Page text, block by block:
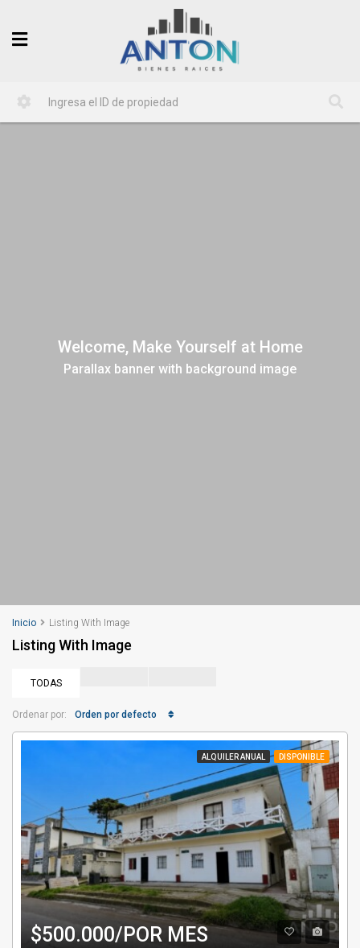
Welcome, Make Yourself at Home
Parallax banner with background image
Inicio Listing With Image
Listing With Image
TODAS
Ordenar por: Orden por defecto
ALQUILER ANUAL DISPONIBLE
$500.000/POR MES